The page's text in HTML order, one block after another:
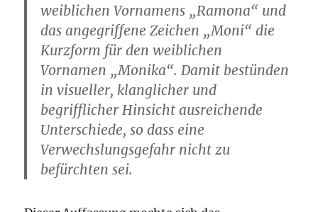
weiblichen Vornamens „Ramona“ und
das angegriffene Zeichen „Moni“ die
Kurzform für den weiblichen
Vornamen „Monika“. Damit bestünden
in visueller, klanglicher und
begrifflicher Hinsicht ausreichende
Unterschiede, so dass eine
Verwechslungsgefahr nicht zu
befürchten sei.